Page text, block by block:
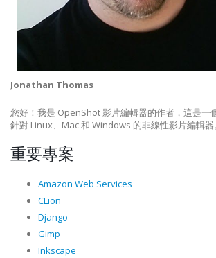
Jonathan Thomas
您好！我是 OpenShot 影片編輯器的作者，這是一
針對 Linux、Mac 和 Windows 的非線性影片編輯器
重要專案
Amazon Web Services
CLion
Django
Gimp
Inkscape